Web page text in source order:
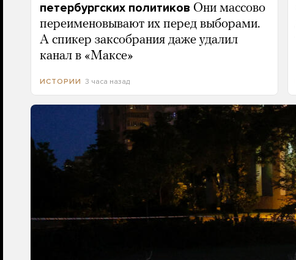
петербургских политиков Они массово
переименовывают их перед выборами.
А спикер заксобрания даже удалил
канал в «Максе»
ИСТОРИИ 3 часа назад